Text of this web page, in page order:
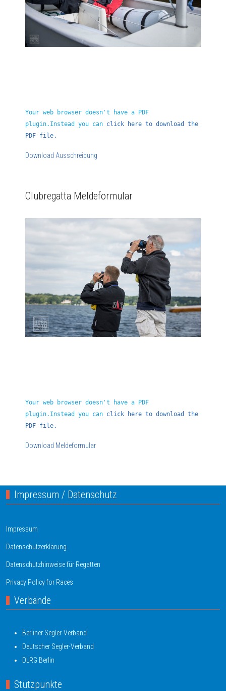
Your web browser doesn't have a PDF
plugin.Instead you can click here to download the
PDF file.
Download Ausschreibung
Clubregatta Meldeformular
Your web browser doesn't have a PDF
plugin.Instead you can click here to download the
PDF file.
Download Meldeformular
Impressum / Datenschutz
Impressum
Datenschutzerklärung
Datenschutzhinweise für Regatten
Privacy Policy for Races
Verbände
Berliner Segler-Verband
Deutscher Segler-Verband
DLRG Berlin
Stützpunkte